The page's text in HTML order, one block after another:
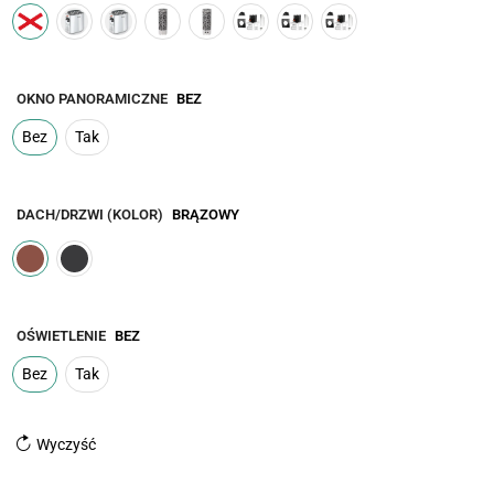
OKNO PANORAMICZNE BEZ
Bez Tak
DACH/DRZWI (KOLOR) BRĄZOWY
OŚWIETLENIE BEZ
Bez Tak
Wyczyść